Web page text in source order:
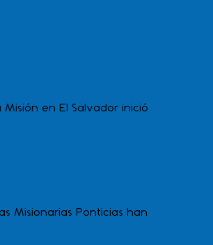
en El Salvador inició
Misionarias Ponticias han